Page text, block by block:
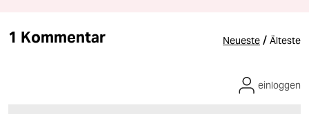
1 Kommentar Neueste / Älteste
einloggen